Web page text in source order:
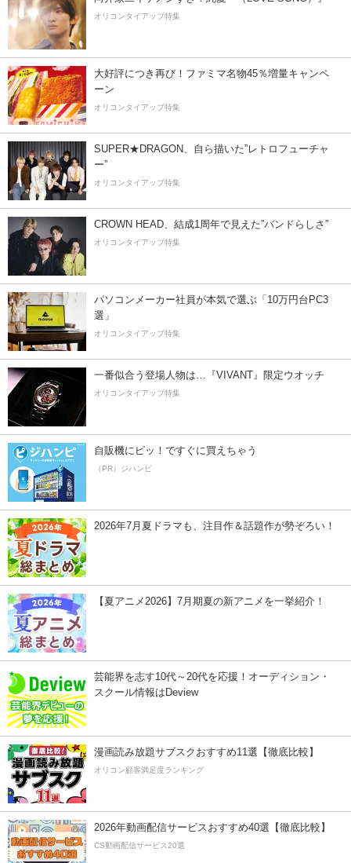
オリコンタイアップ特集
大好評につき再び！ファミマ名物45％増量キャンペ
ーン
オリコンタイアップ特集
SUPER★DRAGON、自ら描いた”レトロフューチャ
ー”
オリコンタイアップ特集
CROWN HEAD、結成1周年で見えた”バンドらしさ”
オリコンタイアップ特集
パソコンメーカー社員が本気で選ぶ「10万円台PC3
選」
オリコンタイアップ特集
一番似合う登場人物は…『VIVANT』限定ウオッチ
オリコンタイアップ特集
自販機にピッ！ですぐに買えちゃう
（PR）ジハンピ
2026年7月夏ドラマも、注目作＆話題作が勢ぞろい！
【夏アニメ2026】7月期夏の新アニメを一挙紹介！
芸能界を志す10代～20代を応援！オーディション・
スクール情報はDeview
漫画読み放題サブスクおすすめ11選【徹底比較】
オリコン顧客満足度ランキング
2026年動画配信サービスおすすめ40選【徹底比較】
CS動画配信サービス20選